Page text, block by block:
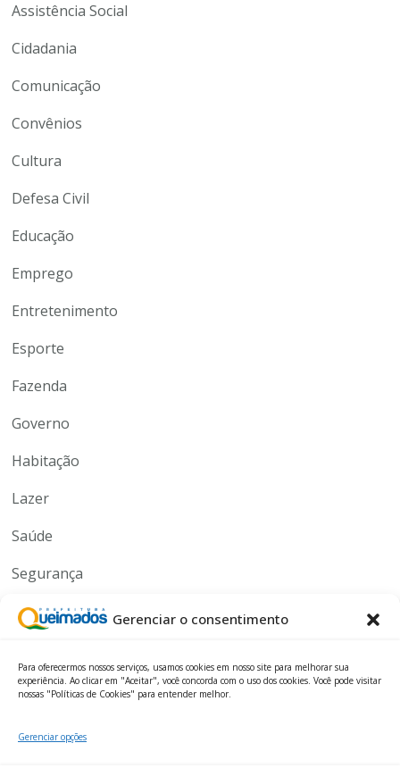
Gerenciar o consentimento
Para oferecermos nossos serviços, usamos cookies em nosso site para melhorar sua
experiência. Ao clicar em "Aceitar", você concorda com o uso dos cookies. Você pode visitar
nossas "Políticas de Cookies" para entender melhor.
Gerenciar opções
Assistência Social
Cidadania
Comunicação
Convênios
Cultura
Defesa Civil
Educação
Emprego
Entretenimento
Esporte
Fazenda
Governo
Habitação
Lazer
Saúde
Segurança
Serviços